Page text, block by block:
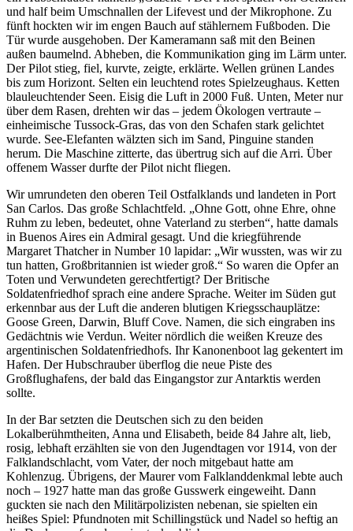
und half beim Umschnallen der Lifevest und der Mikrophone. Zu
fünft hockten wir im engen Bauch auf stählernem Fußboden. Die
Tür wurde ausgehoben. Der Kameramann saß mit den Beinen
außen baumelnd. Abheben, die Kommunikation ging im Lärm unter.
Der Pilot stieg, fiel, kurvte, zeigte, erklärte. Wellen grünen Landes
bis zum Horizont. Selten ein leuchtend rotes Spielzeughaus. Ketten
blauleuchtender Seen. Eisig die Luft in 2000 Fuß. Unten, Meter nur
über dem Rasen, drehten wir das – jedem Ökologen vertraute –
einheimische Tussock-Gras, das von den Schafen stark gelichtet
wurde. See-Elefanten wälzten sich im Sand, Pinguine standen
herum. Die Maschine zitterte, das übertrug sich auf die Arri. Über
offenem Wasser durfte der Pilot nicht fliegen.
Wir umrundeten den oberen Teil Ostfalklands und landeten in Port
San Carlos. Das große Schlachtfeld.
Ohne Gott, ohne Ehre, ohne
Ruhm zu leben, bedeutet, ohne Vaterland zu sterben , hatte damals
in Buenos Aires ein Admiral gesagt. Und die kriegführende
Margaret Thatcher in Number 10 lapidar:
Wir wussten, was wir zu
tun hatten, Großbritannien ist wieder groß.
So waren die Opfer an
Toten und Verwundeten gerechtfertigt? Der Britische
Soldatenfriedhof sprach eine andere Sprache. Weiter im Süden gut
erkennbar aus der Luft die anderen blutigen Kriegsschauplätze:
Goose Green, Darwin, Bluff Cove. Namen, die sich eingraben ins
Gedächtnis wie Verdun. Weiter nördlich die weißen Kreuze des
argentinischen Soldatenfriedhofs. Ihr Kanonenboot lag gekentert im
Hafen. Der Hubschrauber überflog die neue Piste des
Großflughafens, der bald das Eingangstor zur Antarktis werden
sollte.
In der Bar setzten die Deutschen sich zu den beiden
Lokalberühmtheiten, Anna und Elisabeth, beide 84 Jahre alt, lieb,
rosig, lebhaft erzählten sie von den Jugendtagen vor 1914, von der
Falklandschlacht, vom Vater, der noch mitgebaut hatte am
Kohlenzug. Übrigens, der Maurer vom Falklanddenkmal lebte auch
noch – 1927 hatte man das große Gusswerk eingeweiht. Dann
guckten sie nach den Militärpolizisten nebenan, sie spielten ein
heißes Spiel: Pfundnoten mit Schillingstück und Nadel so heftig an